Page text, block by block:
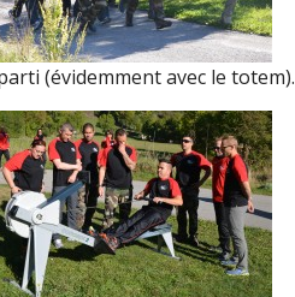
(évidemment avec le totem).